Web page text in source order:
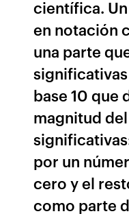
científica.
en notación
una parte
base 10 que
magnitud
por un
cero y el
como parte